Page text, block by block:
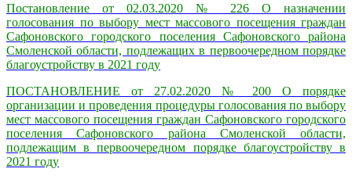
Постановление от 02.03.2020 № 226 О назначении
голосования по выбору мест массового посещения граждан
Сафоновского городского поселения Сафоновского района
Смоленской области, подлежащих в первоочередном порядке
благоустройству в 2021 году
ПОСТАНОВЛЕНИЕ от 27.02.2020 № 200 О порядке
организации и проведения процедуры голосования по выбору
мест массового посещения граждан Сафоновского городского
поселения Сафоновского района Смоленской области,
подлежащим в первоочередном порядке благоустройству в
2021 году